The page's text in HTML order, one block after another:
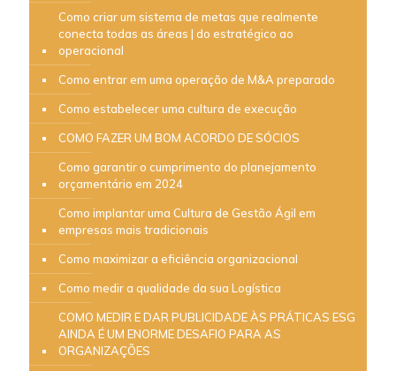
Como criar um sistema de metas que realmente
conecta todas as áreas | do estratégico ao
operacional
Como entrar em uma operação de M&A preparado
Como estabelecer uma cultura de execução
COMO FAZER UM BOM ACORDO DE SÓCIOS
Como garantir o cumprimento do planejamento
orçamentário em 2024
Como implantar uma Cultura de Gestão Ágil em
empresas mais tradicionais
Como maximizar a eficiência organizacional
Como medir a qualidade da sua Logística
COMO MEDIR E DAR PUBLICIDADE ÀS PRÁTICAS ESG
AINDA É UM ENORME DESAFIO PARA AS
ORGANIZAÇÕES